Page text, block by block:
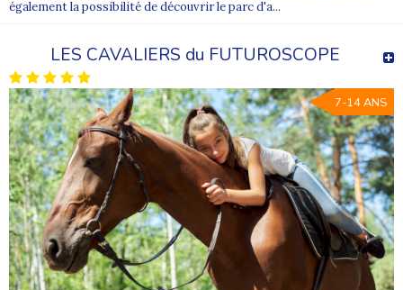
également la possibilité de découvrir le parc d'a...
LES CAVALIERS du FUTUROSCOPE
7-14 ANS